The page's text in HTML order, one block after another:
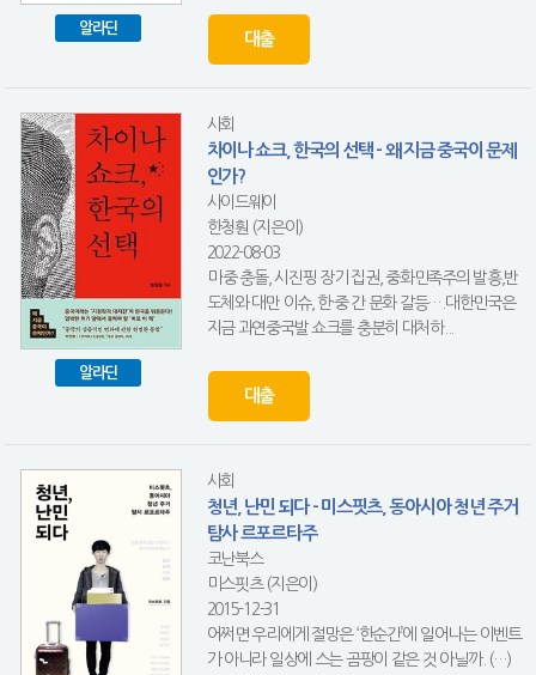
알라딘
대출
알라딘
사회
차이나 쇼크, 한국의 선택 - 왜 지금 중국이 문제
인가?
사이드웨이
한청훤 (지은이)
2022-08-03
미·중 충돌, 시진핑 장기 집권, 중화민족주의 발흥,반
도체와 대만 이슈, 한·중 간 문화 갈등….대한민국은
지금 과연중국발 쇼크를 충분히 대처하...
대출
사회
청년, 난민 되다 - 미스핏츠, 동아시아 청년 주거
탐사 르포르타주
코난북스
미스핏츠 (지은이)
2015-12-31
어쩌면 우리에게 절망은 ‘한순간’에 일어나는 이벤트
가 아니라 일상에 스는 곰팡이 같은 것 아닐까. (…)